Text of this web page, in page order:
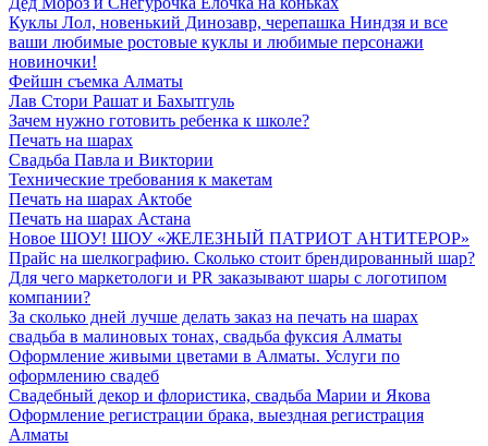
Куклы Лол, новенький Динозавр, черепашка Ниндзя и все
ваши любимые ростовые куклы и любимые персонажи
новиночки!
Фейшн съемка Алматы
Лав Стори Рашат и Бахытгуль
Зачем нужно готовить ребенка к школе?
Печать на шарах
Свадьба Павла и Виктории
Технические требования к макетам
Печать на шарах Актобе
Печать на шарах Астана
Новое ШОУ! ШОУ «ЖЕЛЕЗНЫЙ ПАТРИОТ АНТИТЕРОР»
Прайс на шелкографию. Сколько стоит брендированный шар?
Для чего маркетологи и PR заказывают шары с логотипом
компании?
За сколько дней лучше делать заказ на печать на шарах
свадьба в малиновых тонах, свадьба фуксия Алматы
Оформление живыми цветами в Алматы. Услуги по
оформлению свадеб
Свадебный декор и флористика, свадьба Марии и Якова
Оформление регистрации брака, выездная регистрация
Алматы